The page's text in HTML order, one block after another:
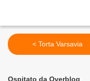
< Torta Varsavia
Ospitato da Overblog